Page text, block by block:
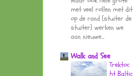
met veel rollen met dit
op de rand (stuiter de
stuiter) werken we
aan nieuwe...
Walk and See
Trektoc
ht Baltic